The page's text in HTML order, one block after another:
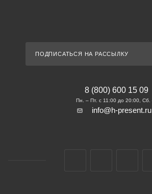
ПОДПИСАТЬСЯ НА РАССЫЛКУ
8 (800) 600 15 09
info@h-present.ru